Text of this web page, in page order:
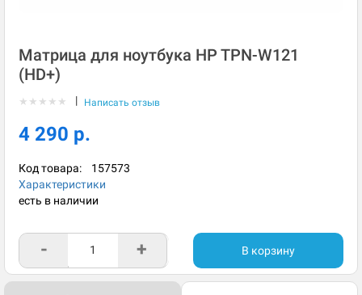
Матрица для ноутбука HP TPN-W121
(HD+)
★ ★ ★ ★ ★ | Написать отзыв
4 290 р.
Код товара: 157573
Характеристики
есть в наличии
- + В корзину